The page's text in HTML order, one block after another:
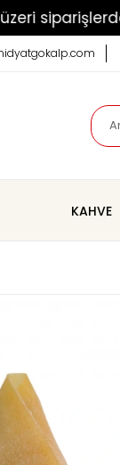
siparişlerde
KAHVE